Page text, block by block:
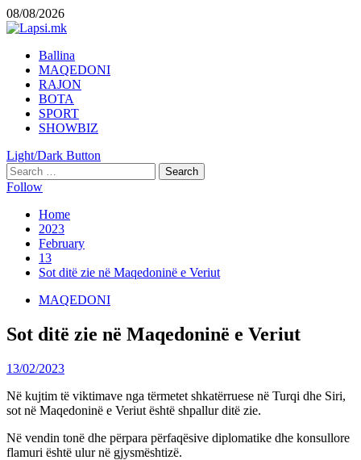
Skip
to
08/08/2026
Primary
Menu
Ballina
MAQEDONI
RAJON
BOTA
SPORT
SHOWBIZ
Light/Dark Button
Search
for:
Follow
Home
2023
February
13
Sot ditë zie në Maqedoninë e Veriut
MAQEDONI
Sot ditë zie në Maqedoninë e Veriut
13/02/2023
Në kujtim të viktimave nga tërmetet shkatërruese në Turqi dhe Siri,
sot në Maqedoninë e Veriut është shpallur ditë zie.
Në vendin tonë dhe përpara përfaqësive diplomatike dhe konsullore
flamuri është ulur në gjysmështizë.